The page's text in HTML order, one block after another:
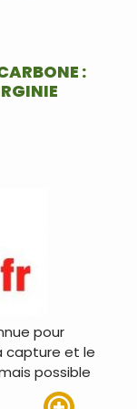
:
pour
capture et le
possible